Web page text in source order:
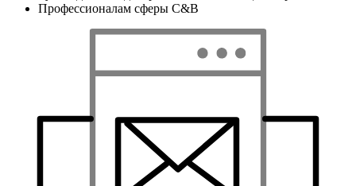
Профессионалам сферы C&B